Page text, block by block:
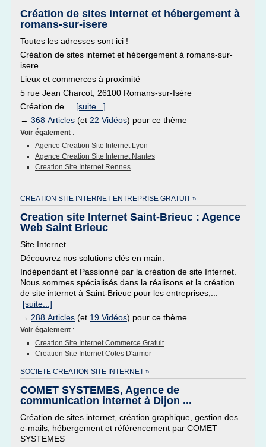
Création de sites internet et hébergement à
romans-sur-isere
Toutes les adresses sont ici !
Création de sites internet et hébergement à romans-sur-
isere
Lieux et commerces à proximité
5 rue Jean Charcot, 26100 Romans-sur-Isère
Création de... [suite...]
→ 368 Articles (et 22 Vidéos) pour ce thème
Voir également :
Agence Creation Site Internet Lyon
Agence Creation Site Internet Nantes
Creation Site Internet Rennes
CREATION SITE INTERNET ENTREPRISE GRATUIT »
Creation site Internet Saint-Brieuc : Agence
Web Saint Brieuc
Site Internet
Découvrez nos solutions clés en main.
Indépendant et Passionné par la création de site Internet.
Nous sommes spécialisés dans la réalisons et la création
de site internet à Saint-Brieuc pour les entreprises,...
[suite...]
→ 288 Articles (et 19 Vidéos) pour ce thème
Voir également :
Creation Site Internet Commerce Gratuit
Creation Site Internet Cotes D'armor
SOCIETE CREATION SITE INTERNET »
COMET SYSTEMES, Agence de
communication internet à Dijon ...
Création de sites internet, création graphique, gestion des
e-mails, hébergement et référencement par COMET
SYSTEMES